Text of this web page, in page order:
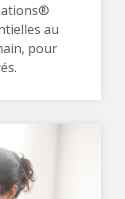
au
pour